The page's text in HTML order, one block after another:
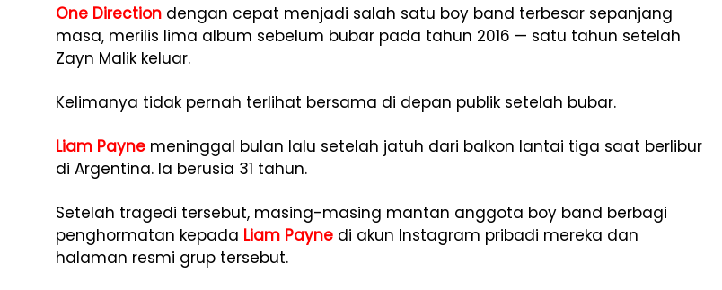
One Direction dengan cepat menjadi salah satu boy band terbesar sepanjang
masa, merilis lima album sebelum bubar pada tahun 2016 — satu tahun setelah
Zayn Malik keluar.
Kelimanya tidak pernah terlihat bersama di depan publik setelah bubar.
Liam Payne meninggal bulan lalu setelah jatuh dari balkon lantai tiga saat berlibur
di Argentina. Ia berusia 31 tahun.
Setelah tragedi tersebut, masing-masing mantan anggota boy band berbagi
penghormatan kepada Liam Payne di akun Instagram pribadi mereka dan
halaman resmi grup tersebut.